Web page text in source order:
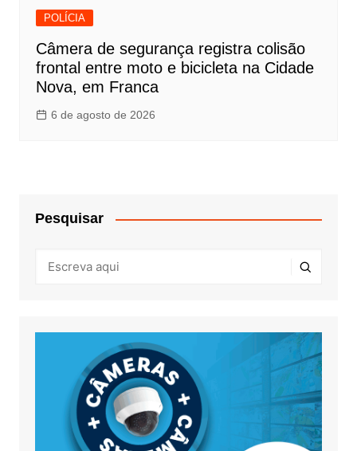
POLÍCIA
Câmera de segurança registra colisão
frontal entre moto e bicicleta na Cidade
Nova, em Franca
6 de agosto de 2026
Pesquisar